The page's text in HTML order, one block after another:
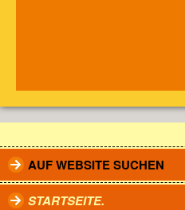
AUF WEBSITE SUCHEN
STARTSEITE.